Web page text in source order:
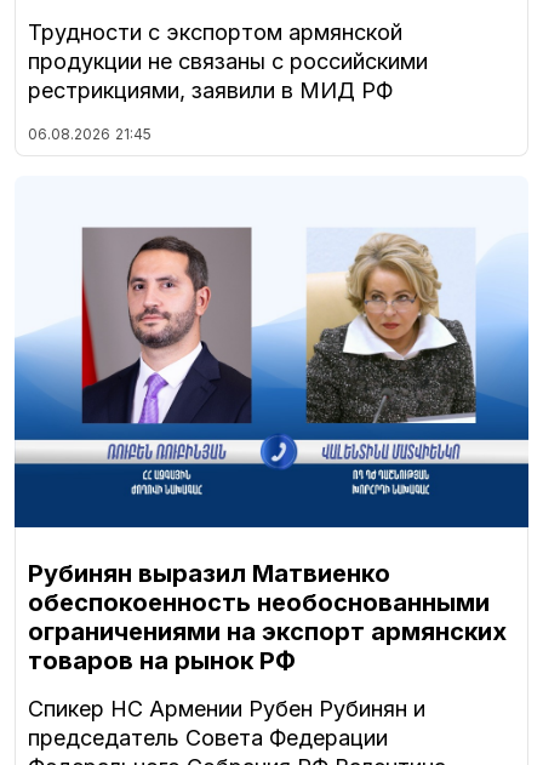
Трудности с экспортом армянской
продукции не связаны с российскими
рестрикциями, заявили в МИД РФ
06.08.2026 21:45
Рубинян выразил Матвиенко
обеспокоенность необоснованными
ограничениями на экспорт армянских
товаров на рынок РФ
Спикер НС Армении Рубен Рубинян и
председатель Совета Федерации